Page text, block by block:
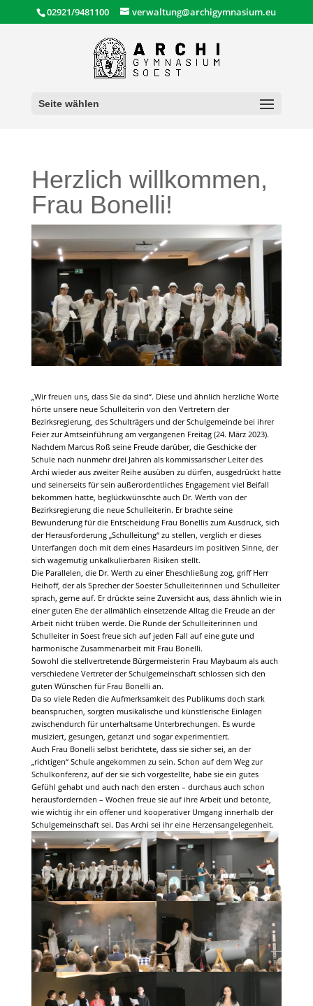
02921/9481100 verwaltung@archigymnasium.eu
Seite wählen
Herzlich willkommen,
Frau Bonelli!
„Wir freuen uns, dass Sie da sind“. Diese und ähnlich herzliche Worte
hörte unsere neue Schulleiterin von den Vertretern der
Bezirksregierung, des Schulträgers und der Schulgemeinde bei ihrer
Feier zur Amtseinführung am vergangenen Freitag (24. März 2023).
Nachdem Marcus Roß seine Freude darüber, die Geschicke der
Schule nach nunmehr drei Jahren als kommissarischer Leiter des
Archi wieder aus zweiter Reihe ausüben zu dürfen, ausgedrückt hatte
und seinerseits für sein außerordentliches Engagement viel Beifall
bekommen hatte, beglückwünschte auch Dr. Werth von der
Bezirksregierung die neue Schulleiterin. Er brachte seine
Bewunderung für die Entscheidung Frau Bonellis zum Ausdruck, sich
der Herausforderung „Schulleitung“ zu stellen, verglich er dieses
Unterfangen doch mit dem eines Hasardeurs im positiven Sinne, der
sich wagemutig unkalkulierbaren Risiken stellt.
Die Parallelen, die Dr. Werth zu einer Eheschließung zog, griff Herr
Heihoff, der als Sprecher der Soester Schulleiterinnen und Schulleiter
sprach, gerne auf. Er drückte seine Zuversicht aus, dass ähnlich wie in
einer guten Ehe der allmählich einsetzende Alltag die Freude an der
Arbeit nicht trüben werde. Die Runde der Schulleiterinnen und
Schulleiter in Soest freue sich auf jeden Fall auf eine gute und
harmonische Zusammenarbeit mit Frau Bonelli.
Sowohl die stellvertretende Bürgermeisterin Frau Maybaum als auch
verschiedene Vertreter der Schulgemeinschaft schlossen sich den
guten Wünschen für Frau Bonelli an.
Da so viele Reden die Aufmerksamkeit des Publikums doch stark
beanspruchen, sorgten musikalische und künstlerische Einlagen
zwischendurch für unterhaltsame Unterbrechungen. Es wurde
musiziert, gesungen, getanzt und sogar experimentiert.
Auch Frau Bonelli selbst berichtete, dass sie sicher sei, an der
„richtigen“ Schule angekommen zu sein. Schon auf dem Weg zur
Schulkonferenz, auf der sie sich vorgestellte, habe sie ein gutes
Gefühl gehabt und auch nach den ersten – durchaus auch schon
herausfordernden – Wochen freue sie auf ihre Arbeit und betonte,
wie wichtig ihr ein offener und kooperativer Umgang innerhalb der
Schulgemeinschaft sei. Das Archi sei ihr eine Herzensangelegenheit.